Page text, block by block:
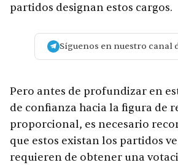
partidos designan estos cargos.
Síguenos en nuestro canal
Pero antes de profundizar en
de confianza hacia la figura de
proporcional, es necesario
que estos existan los partidos
requieren de obtener una